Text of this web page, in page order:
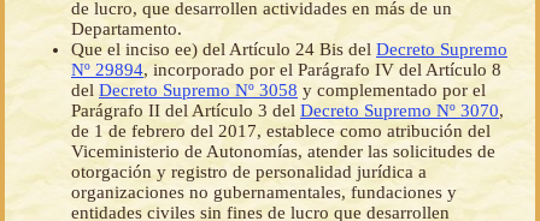
de lucro, que desarrollen actividades en más de un
Departamento.
Que el inciso ee) del Artículo 24 Bis del Decreto Supremo
Nº 29894, incorporado por el Parágrafo IV del Artículo 8
delDecreto Supremo Nº 3058 y complementado por el
Parágrafo II del Artículo 3 del Decreto Supremo Nº 3070,
de 1 de febrero del 2017, establece como atribución del
Viceministerio de Autonomías, atender las solicitudes de
otorgación y registro de personalidad jurídica a
organizaciones no gubernamentales, fundaciones y
entidades civiles sin fines de lucro que desarrollen